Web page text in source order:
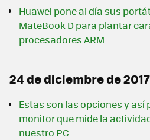
Huawei pone al día sus
MateBook D para plantar
procesadores ARM
24 de diciembre de 2017
Estas son las opciones y así
monitor que mide la
nuestro PC